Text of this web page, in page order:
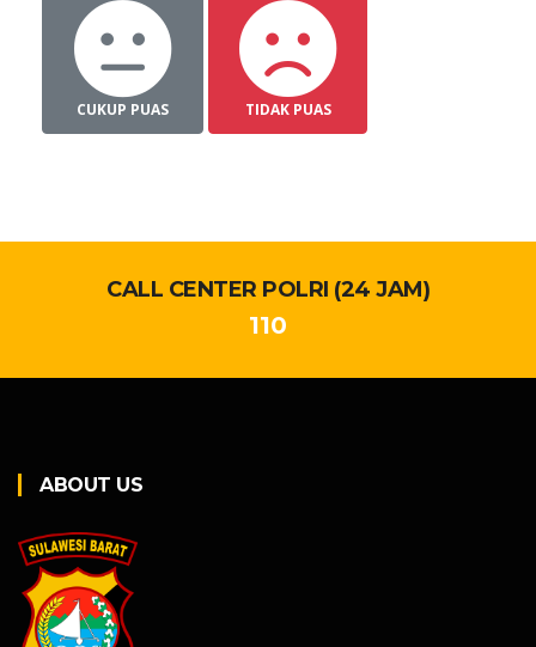
CUKUP PUAS TIDAK PUAS
CALL CENTER POLRI (24 JAM)
110
ABOUT US